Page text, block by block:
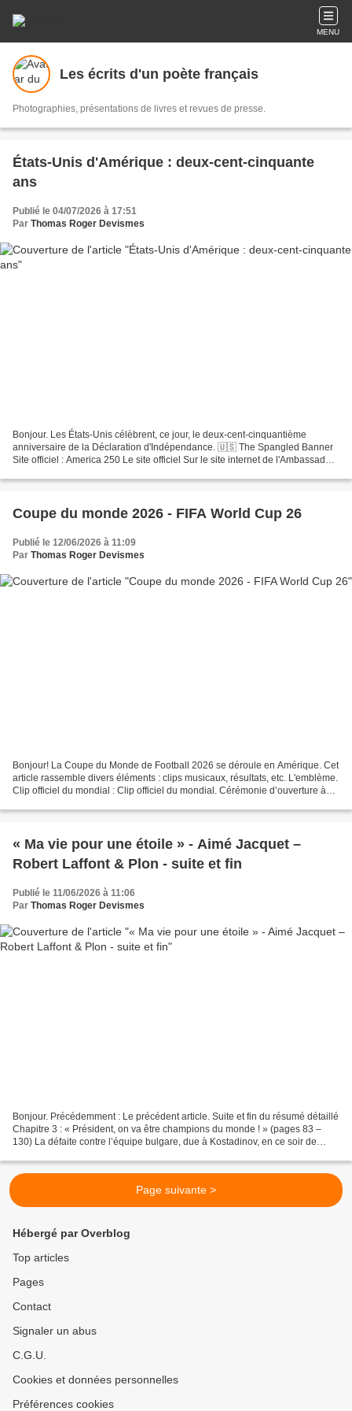
MENU
Les écrits d'un poète français
Photographies, présentations de livres et revues de presse.
États-Unis d'Amérique : deux-cent-cinquante
ans
Publié le 04/07/2026 à 17:51
Par Thomas Roger Devismes
Bonjour. Les États-Unis célèbrent, ce jour, le deux-cent-cinquantième
anniversaire de la Déclaration d'Indépendance. 🇺🇸 The Spangled Banner
Site officiel : America 250 Le site officiel Sur le site internet de l'Ambassade
Coupe du monde 2026 - FIFA World Cup 26
Publié le 12/06/2026 à 11:09
Par Thomas Roger Devismes
Bonjour! La Coupe du Monde de Football 2026 se déroule en Amérique. Cet
article rassemble divers éléments : clips musicaux, résultats, etc. L'emblème.
Clip officiel du mondial : Clip officiel du mondial. Cérémonie d’ouverture à
« Ma vie pour une étoile » - Aimé Jacquet –
Robert Laffont & Plon - suite et fin
Publié le 11/06/2026 à 11:06
Par Thomas Roger Devismes
Bonjour. Précédemment : Le précédent article. Suite et fin du résumé détaillé
Chapitre 3 : « Président, on va être champions du monde ! » (pages 83 –
130) La défaite contre l’équipe bulgare, due à Kostadinov, en ce soir de
Page suivante >
Hébergé par Overblog
Top articles
Pages
Contact
Signaler un abus
C.G.U.
Cookies et données personnelles
Préférences cookies